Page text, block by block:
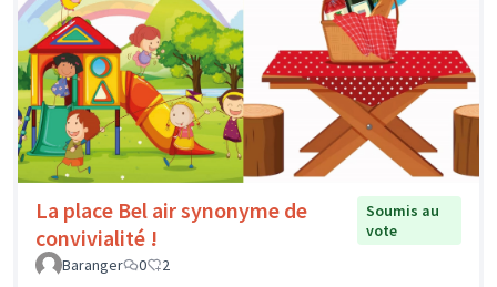
La place Bel air synonyme de
convivialité !
Soumis au
vote
Baranger
0 2